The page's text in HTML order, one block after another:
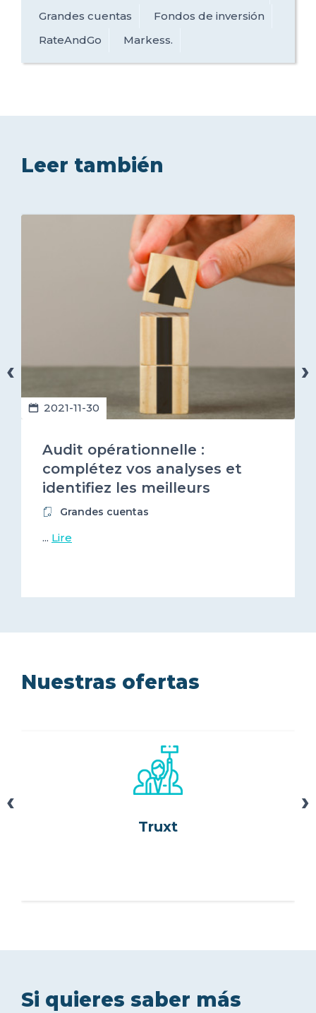
Grandes cuentas
Fondos de inversión
RateAndGo
Markess.
Leer también
2021-11-30
Audit opérationnelle :
complétez vos analyses et
identifiez les meilleurs
prestataires numériques !
Grandes cuentas
... Lire
‹ ›
Nuestras ofertas
Truxt
‹ ›
Si quieres saber más